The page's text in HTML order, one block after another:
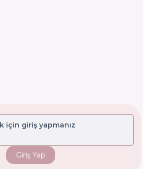
için giriş yapmanız
Giriş Yap